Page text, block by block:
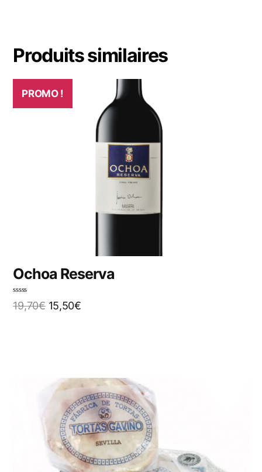
Produits similaires
PROMO !
Ochoa Reserva
N
o
19,70€ 15,50€